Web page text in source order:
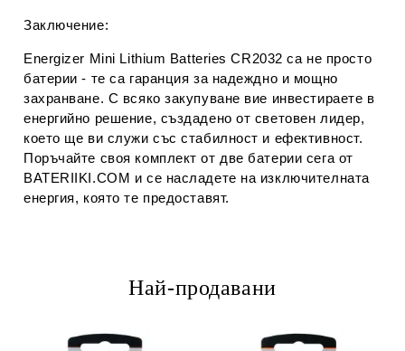
Заключение:
Energizer Mini Lithium Batteries CR2032 са не просто
батерии - те са гаранция за надеждно и мощно
захранване. С всяко закупуване вие инвестираете в
енергийно решение, създадено от световен лидер,
което ще ви служи със стабилност и ефективност.
Поръчайте своя комплект от две батерии сега от
BATERIIKI.COM и се насладете на изключителната
енергия, която те предоставят.
Най-продавани